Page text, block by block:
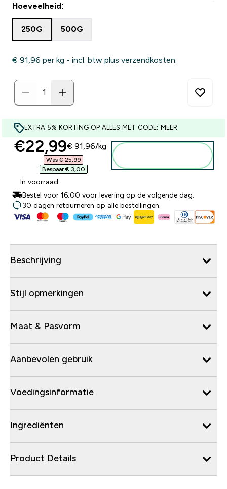
Hoeveelheid:
250G 500G
€ 91,96‎ per kg - incl. btw plus verzendkosten.
EXTRA 5% KORTING OP ALLES MET CODE: MEER
discounted price
€22,99‎€ 91,96‎/kg
Was € 25,99‎
Bespaar € 3,00‎
In voorraad
Bestel voor 16:00 voor levering op de volgende dag.
30 dagen retourneren op alle bestellingen.
Beschrijving
Stijl opmerkingen
Maat & Pasvorm
Aanbevolen gebruik
Voedingsinformatie
Ingrediënten
Product Details